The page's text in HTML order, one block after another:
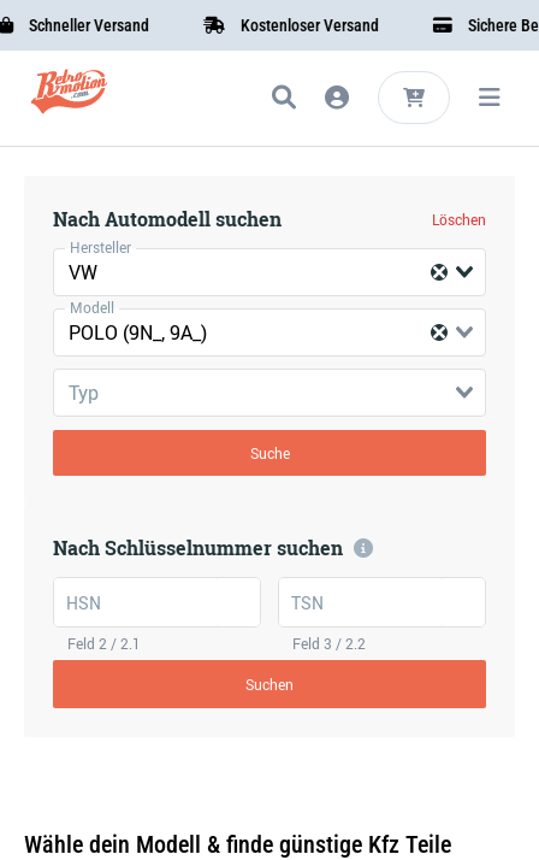
Schneller Versand Kostenloser Versand Sichere
Nach Automodell suchen
Löschen
Hersteller
VW
Modell
POLO (9N_, 9A_)
Typ
Suche
Nach Schlüsselnummer suchen
HSN
Feld 2 / 2.1
TSN
Feld 3 / 2.2
Suchen
Wähle dein Modell & finde günstige Kfz Teile